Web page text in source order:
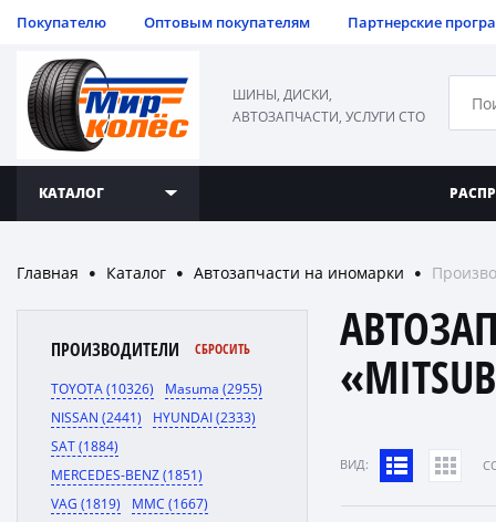
Покупателю Оптовым покупателям Партнерские
ШИНЫ, ДИСКИ,
АВТОЗАПЧАСТИ, УСЛУГИ СТО
КАТАЛОГ
Главная ● Каталог ● Автозапчасти на иномарки ●
ПРОИЗВОДИТЕЛИ СБРОСИТЬ
TOYOTA (10326)
Masuma (2955)
NISSAN (2441)
HYUNDAI (2333)
SAT (1884)
MERCEDES-BENZ (1851)
VAG (1819)
MMC (1667)
ВИД: